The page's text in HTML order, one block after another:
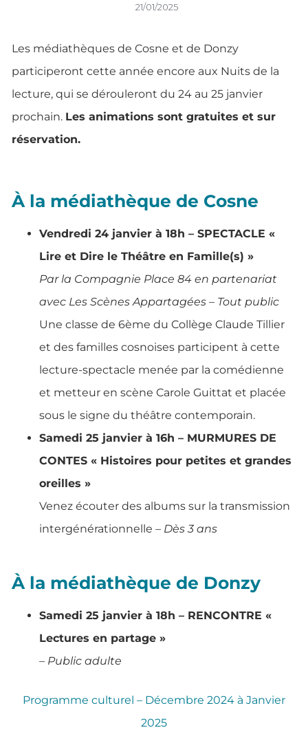
21/01/2025
Les médiathèques de Cosne et de Donzy
participeront cette année encore aux Nuits de la
lecture, qui se dérouleront du 24 au 25 janvier
prochain. Les animations sont gratuites et sur
réservation.
À la médiathèque de Cosne
Vendredi 24 janvier à 18h – SPECTACLE «
Lire et Dire le Théâtre en Famille(s) »
Par la Compagnie Place 84 en partenariat
avec Les Scènes Appartagées – Tout public
Une classe de 6ème du Collège Claude Tillier
et des familles cosnoises participent à cette
lecture-spectacle menée par la comédienne
et metteur en scène Carole Guittat et placée
sous le signe du théâtre contemporain.
Samedi 25 janvier à 16h – MURMURES DE
CONTES « Histoires pour petites et grandes
oreilles »
Venez écouter des albums sur la transmission
intergénérationnelle – Dès 3 ans
À la médiathèque de Donzy
Samedi 25 janvier à 18h – RENCONTRE «
Lectures en partage »
– Public adulte
Programme culturel – Décembre 2024 à Janvier
2025